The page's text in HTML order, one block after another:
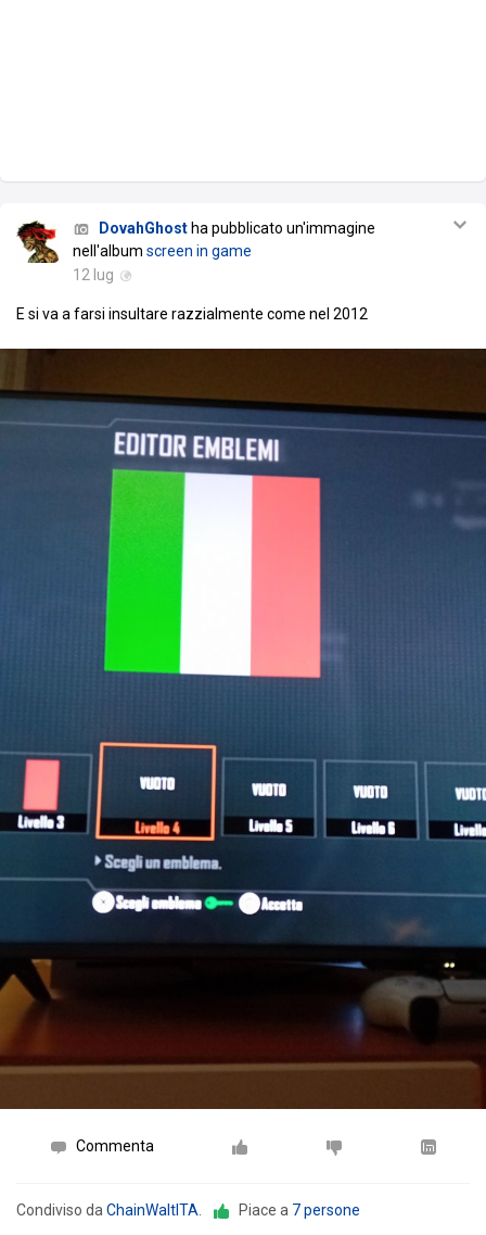
DovahGhost ha pubblicato un'immagine
nell'album screen in game
12 lug
E si va a farsi insultare razzialmente come nel 2012
Commenta
Condiviso daChainWaltITA. Piace a 7 persone